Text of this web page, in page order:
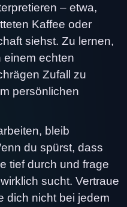
– etwa,
Kaffee oder
siehst. Zu lernen,
einem echten
Zufall zu
persönlichen
bleib
du spürst, dass
tief durch und frage
sucht. Vertraue
dich nicht bei jedem